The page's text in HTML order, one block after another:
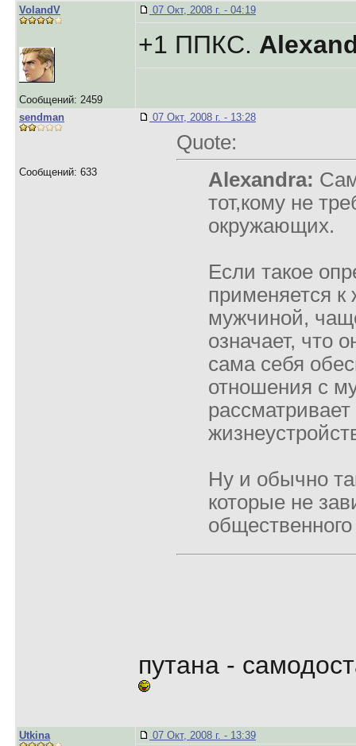
VolandV
Сообщений: 2459
07 Окт, 2008 г. - 04:19
+1 ППКС.
sendman
Сообщений: 633
07 Окт, 2008 г. - 13:28
Quote:
Alexandra:
тот,кому не
окружающих.
Если такое
применяется
мужчиной,
означает, что
сама себя
отношения с
Ну и обычно
которые не
путана -
Utkina 07 Окт, 2008 г. - 13:39